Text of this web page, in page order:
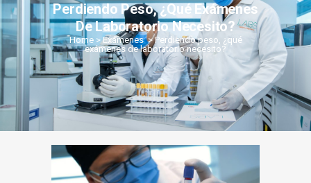
Perdiendo Peso, ¿qué Exámenes
De Laboratorio Necesito?
Home>Exámenes >Perdiendo peso, ¿qué
exámenes de laboratorio necesito?